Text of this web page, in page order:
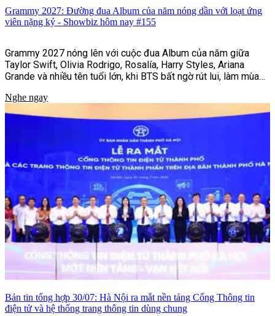
Grammy 2027: Đường đua Album của năm nóng dần với loạt ứng
viên nặng ký - Showbiz hôm nay #155
Grammy 2027 nóng lên với cuộc đua Album của năm giữa
Taylor Swift, Olivia Rodrigo, Rosalía, Harry Styles, Ariana
Grande và nhiều tên tuổi lớn, khi BTS bất ngờ rút lui, làm mùa
Nghe ngay
Bản tin tổng hợp 30/07: Hà Nội ra mắt nền tảng Cổng Thông tin
điện tử và hệ thống trang thông tin dùng chung